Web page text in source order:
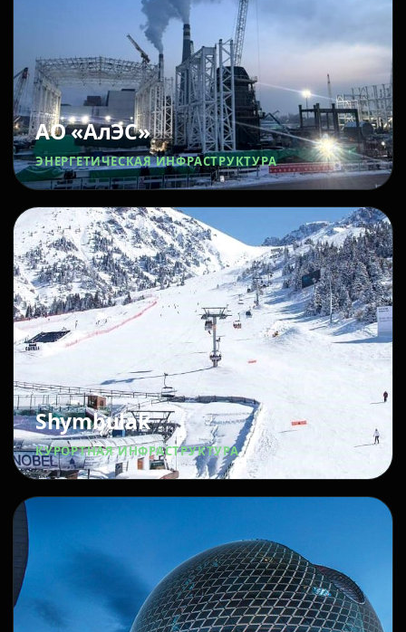
АО «АлЭС»
ЭНЕРГЕТИЧЕСКАЯ ИНФРАСТРУКТУРА
Shymbulak
КУРОРТНАЯ ИНФРАСТРУКТУРА